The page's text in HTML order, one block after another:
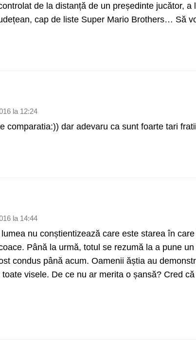
de la distanță de un președinte jucător, a
cap de liste Super Mario Brothers… Să
la 12:24
comparatia:)) dar adevaru ca sunt foarte tari
la 14:44
nu conștientizează care este starea în
Până la urmă, totul se rezumă la a pune
condus până acum. Oamenii ăștia au
visele. De ce nu ar merita o șansă? Cred